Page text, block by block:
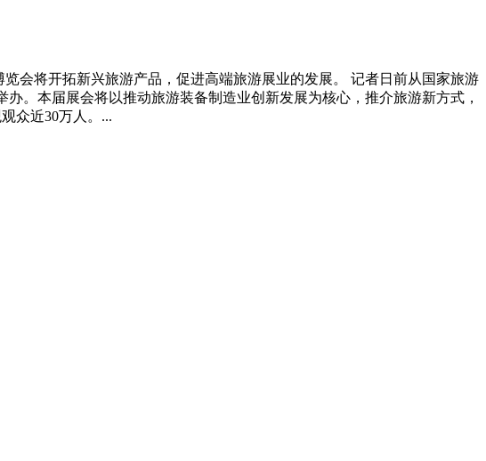
会将开拓新兴旅游产品，促进高端旅游展业的发展。 记者日前从国家旅游
。本届展会将以推动旅游装备制造业创新发展为核心，推介旅游新方式，
众近30万人。...